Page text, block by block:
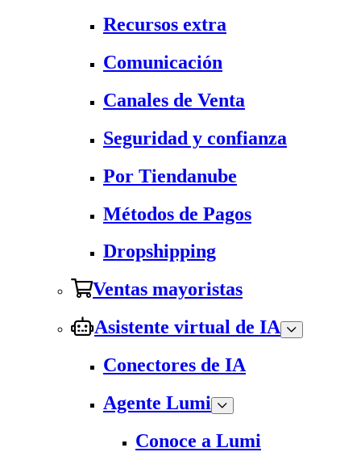
Recursos extra
Comunicación
Canales de Venta
Seguridad y confianza
Por Tiendanube
Métodos de Pagos
Dropshipping
Ventas mayoristas
Asistente virtual de IA
Conectores de IA
Agente Lumi
Conoce a Lumi